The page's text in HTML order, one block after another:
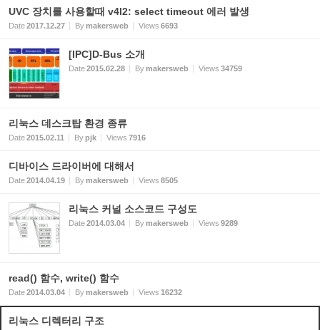
UVC 장치를 사용할때 v4l2: select timeout 에러 발생
Date2017.12.27 Bymakersweb Views 6693
[IPC]D-Bus 소개
Date2015.02.28 Bymakersweb Views 34759
리눅스 데스크탑 환경 종류
Date2015.02.11 Bypjk Views 7916
디바이스 드라이버에 대해서
Date2014.04.19 Bymakersweb Views 8505
리눅스 커널 소스코드 구성도
Date2014.03.04 Bymakersweb Views 9289
read() 함수, write() 함수
Date2014.03.04 Bymakersweb Views 16232
리눅스 디렉터리 구조